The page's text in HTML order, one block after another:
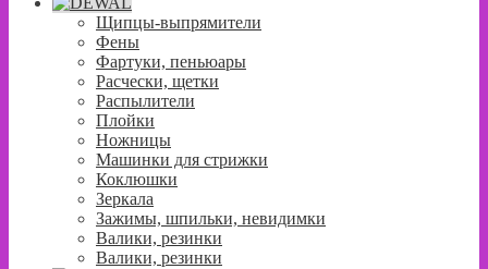
Щипцы-выпрямители
Фены
Фартуки, пеньюары
Расчески, щетки
Распылители
Плойки
Ножницы
Машинки для стрижки
Коклюшки
Зеркала
Зажимы, шпильки, невидимки
Валики, резинки
Валики, резинки